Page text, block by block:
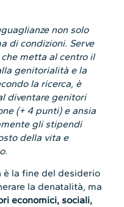
non solo
di condizioni. Serve
metta al centro il
genitorialità e la
la ricerca, è
diventare genitori
(+ 4 punti) e ansia
gli stipendi
della vita e
è la fine del desiderio
la denatalità, ma
economici, sociali,